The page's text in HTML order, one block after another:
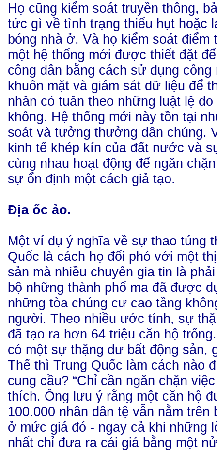
Họ cũng kiểm soát truyền thông,
tức gì về tình trạng thiếu hụt hoặc
bóng nhà ở. Và họ kiểm soát điểm
một hệ thống mới được thiết đặt
công dân bằng cách sử dụng công
khuôn mặt và giám sát dữ liệu để
nhân có tuân theo những luật lệ
không. Hệ thống mới này tồn tại
soát và tưởng thưởng dân chúng.
kinh tế khép kín của đất nước và
cùng nhau hoạt động để ngăn
sự ổn định một cách giả tạo.
Địa ốc ảo.
Một ví dụ ý nghĩa về sự thao túng
Quốc là cách họ đối phó với một
sản mà nhiều chuyên gia tin là
bộ những thành phố ma đã được
những tòa chúng cư cao tầng
người. Theo nhiều ước tính, sự
đã tạo ra hơn 64 triệu căn hộ
có một sự thặng dư bất động sản,
Thế thì Trung Quốc làm cách nào
cung cầu? “Chỉ cần ngăn chặn
thích. Ông lưu ý rằng một căn hộ
100.000 nhân dân tệ vẫn nằm trên
ở mức giá đó - ngay cả khi những
nhất chỉ đưa ra cái giá bằng một